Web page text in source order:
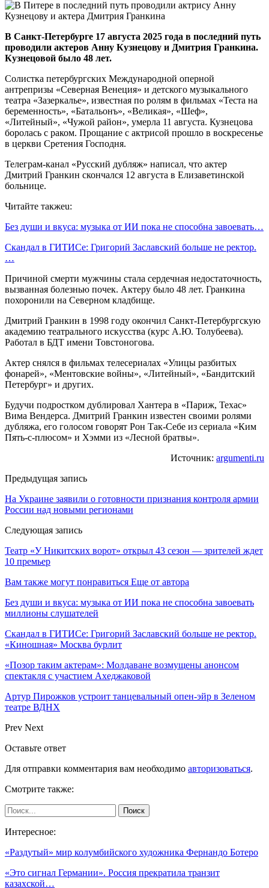
В Санкт-Петербурге 17 августа 2025 года в последний путь
проводили актеров Анну Кузнецову и Дмитрия Гранкина.
Кузнецовой было 48 лет.
Солистка петербургских Международной оперной
антрепризы «Северная Венеция» и детского музыкального
театра «Зазеркалье», известная по ролям в фильмах «Теста на
беременность», «Батальонъ», «Великая», «Шеф»,
«Литейный», «Чужой район», умерла 11 августа. Кузнецова
боролась с раком. Прощание с актрисой прошло в воскресенье
в церкви Сретения Господня.
Телеграм-канал «Русский дубляж» написал, что актер
Дмитрий Гранкин скончался 12 августа в Елизаветинской
больнице.
Читайте такжеu:
Без души и вкуса: музыка от ИИ пока не способна завоевать…
Скандал в ГИТИСе: Григорий Заславский больше не ректор.
…
Причиной смерти мужчины стала сердечная недостаточность,
вызванная болезнью почек. Актеру было 48 лет. Гранкина
похоронили на Северном кладбище.
Дмитрий Гранкин в 1998 году окончил Санкт-Петербургскую
академию театрального искусства (курс А.Ю. Толубеева).
Работал в БДТ имени Товстоногова.
Актер снялся в фильмах телесериалах «Улицы разбитых
фонарей», «Ментовские войны», «Литейный», «Бандитский
Петербург» и других.
Будучи подростком дублировал Хантера в «Париж, Техас»
Вима Вендерса. Дмитрий Гранкин известен своими ролями
дубляжа, его голосом говорят Рон Так-Себе из сериала «Ким
Пять-с-плюсом» и Хэмми из «Лесной братвы».
Источник: argumenti.ru
Предыдущая запись
На Украине заявили о готовности признания контроля армии
России над новыми регионами
Следующая запись
Театр «У Никитских ворот» открыл 43 сезон — зрителей ждет
10 премьер
Вам также могут понравиться Еще от автора
Без души и вкуса: музыка от ИИ пока не способна завоевать
миллионы слушателей
Скандал в ГИТИСе: Григорий Заславский больше не ректор.
«Киношная» Москва бурлит
«Позор таким актерам»: Молдаване возмущены анонсом
спектакля с участием Ахеджаковой
Артур Пирожков устроит танцевальный опен-эйр в Зеленом
театре ВДНХ
Prev Next
Оставьте ответ
Для отправки комментария вам необходимо авторизоваться.
Смотрите также:
Интересное:
«Раздутый» мир колумбийского художника Фернандо Ботеро
«Это сигнал Германии». Россия прекратила транзит
казахской…